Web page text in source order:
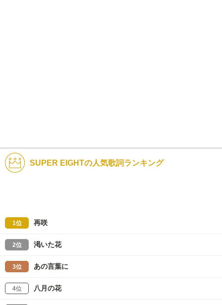
SUPER EIGHTの人気歌詞ランキング
1位 再咲
2位 渇いた花
3位 あの言葉に
4位 八月の花